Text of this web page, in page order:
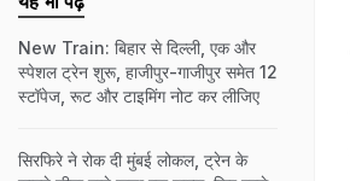
New Train: बिहार से दिल्ली, एक और
स्पेशल ट्रेन शुरू, हाजीपुर-गाजीपुर समेत 12
स्टॉपेज, रूट और टाइमिंग नोट कर लीजिए
सिरफिरे ने रोक दी मुंबई लोकल, ट्रेन के